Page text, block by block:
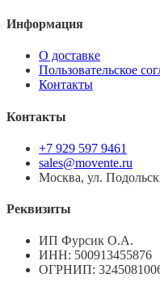
Информация
О доставке
Пользовательское
Контакты
Контакты
+7 929 597 9461
sales@movente.ru
Москва, ул.
Реквизиты
ИП Фурсик О.А.
ИНН: 500913455876
ОГРНИП: